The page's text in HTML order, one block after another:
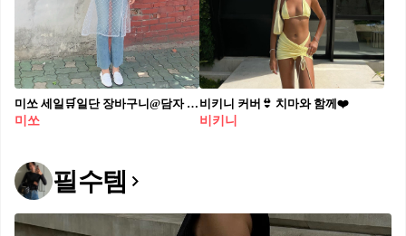
미쏘 세일🛒일단 장바구니@담자 최대 60% 할인🍧올여름 유행템 다 있는 미쏘 고고🙌🏻 #광고 여성복 SPA 브랜드 미쏘가 본격 여름 맞이 세일을 시작했습니다. 이번 미쏘 24 S/S 세일에는 최대 60% 할인 및 세일 쿠폰팩 등 다양한 혜택이 준비되었다고 하는데요. 미쏘닷컴과 전국 오프라인 매장에서 봄여름 제품들을 최대 할인율로 만나볼 수 있습니다. 망설이면 바로 품절인 미쏘 세일, 올여름 데일리룩과 휴가룩은 미쏘에서 장만해보는 건 어떨까요? 😉
미쏘
비키니 커버👙 치마와 함께❤️
비키니
필수템